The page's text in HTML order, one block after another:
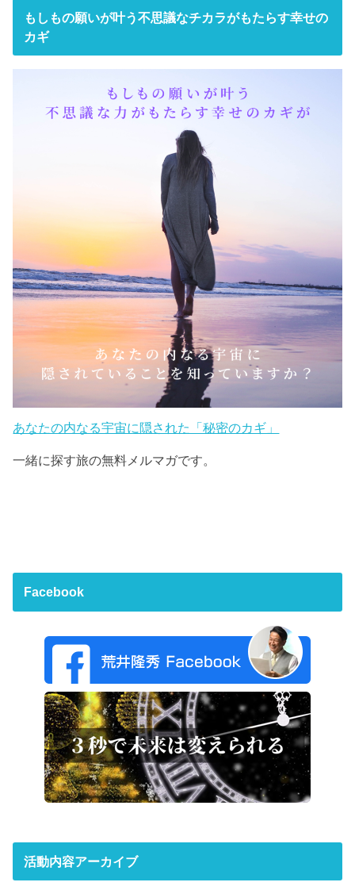
もしもの願いが叶う不思議なチカラがもたらす幸せの
カギ
あなたの内なる宇宙に隠された「秘密のカギ」
一緒に探す旅の無料メルマガです。
Facebook
活動内容アーカイブ